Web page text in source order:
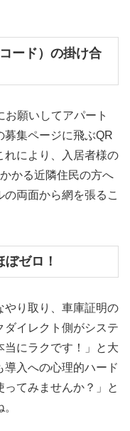
ード）の掛け合
願いしてアパート
募集ページに飛ぶQR
れにより、入居者様の
かる近隣住民の方へ
両面から網を張るこ
ゼロ！
やり取り、車庫証明の
イレクト側がシステ
当にラクです！」と大
入への心理的ハード
てみませんか？」と